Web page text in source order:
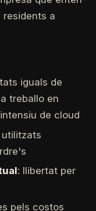
a
iguals de
treballo en
de cloud
utilitzats
: llibertat per
pels costos